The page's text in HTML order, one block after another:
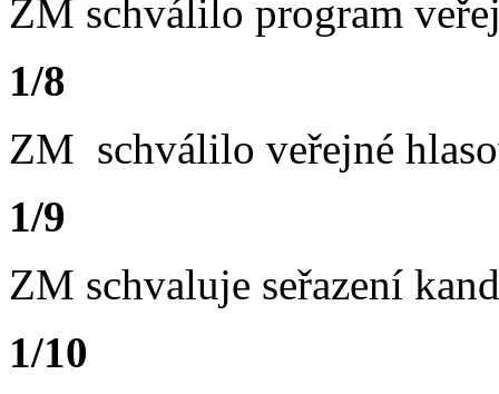
ZM schválilo program
1/8
ZM schválilo veřejné
1/9
ZM schvaluje seřazení
1/10